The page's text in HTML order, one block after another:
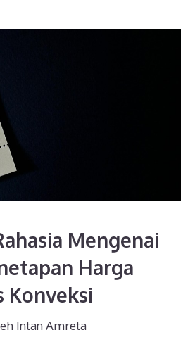
Mengenai
Harga
Konveksi
Intan Amreta